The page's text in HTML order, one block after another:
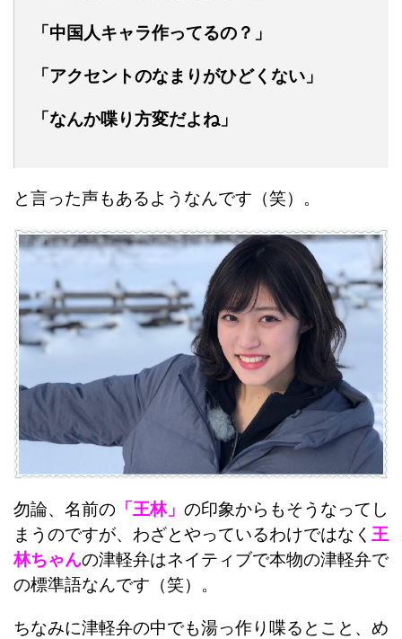
「中国人キャラ作ってるの？」
「アクセントのなまりがひどくない」
「なんか喋り方変だよね」
と言った声もあるようなんです（笑）。
勿論、名前の 「王林」 の印象からもそうなってし
まうのですが、わざとやっているわけではなく 王
林ちゃんの津軽弁はネイティブで本物の津軽弁で
の標準語なんです（笑）。
ちなみに津軽弁の中でも湯っ作り喋るとこと、め